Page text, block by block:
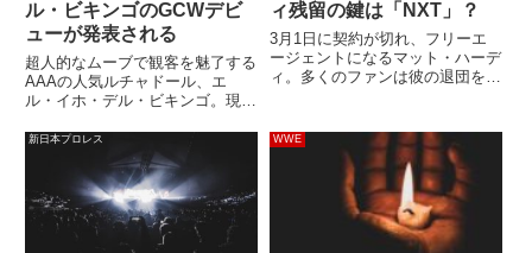
ル・ビキンゴのGCWデビ
ューが発表される
超人的なムーブで観客を魅了する
AAAの人気ルチャドール、エ
ル・イホ・デル・ビキンゴ。現在
ザを取得し、本格的な海外進出を
スタートさせようとしています。
先日は左肘を脱臼してしまいまし
たが、意欲は衰えていません。今
日...
ィ残留の鍵は「NXT」？
3月1日に契約が切れ、フリーエ
ージェントになるマット・ハーデ
ィ。多くのファンは彼の退団を予
唆するものでした。しかし、
PWInsiderのマイク・ジョンソン
はハーディが残留...
新日本プロレス WWE